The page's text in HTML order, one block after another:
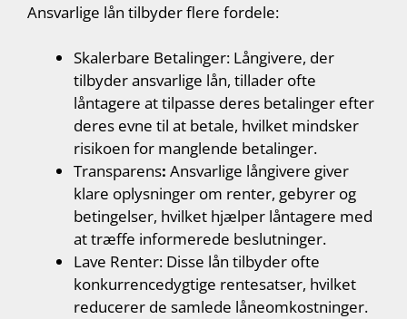
Ansvarlige lån tilbyder flere fordele:
Skalerbare Betalinger: Långivere, der
tilbyder ansvarlige lån, tillader ofte
låntagere at tilpasse deres betalinger efter
deres evne til at betale, hvilket mindsker
risikoen for manglende betalinger.
Transparens: Ansvarlige långivere giver
klare oplysninger om renter, gebyrer og
betingelser, hvilket hjælper låntagere med
at træffe informerede beslutninger.
Lave Renter: Disse lån tilbyder ofte
konkurrencedygtige rentesatser, hvilket
reducerer de samlede låneomkostninger.